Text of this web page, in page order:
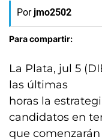
Por jmo2502
Para compartir:
La Plata, jul 5
las últimas
horas la
candidatos en
que